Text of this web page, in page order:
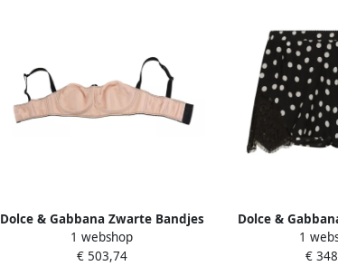
Dolce & Gabbana Zwarte Bandjes
Roze Balconette Beha Pink
Dames
1 webshop
€ 503,74
Dolce &
Ondergoed
1
€